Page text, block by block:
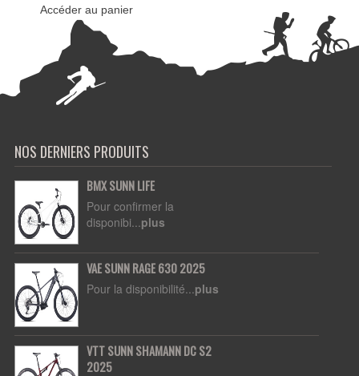
Accéder au panier
NOS DERNIERS PRODUITS
BMX SUNN LIFE
Pour confirmer la
disponibi...plus
VAE SUNN RAGE 630 2025
Pour la disponibilité...plus
VTT SUNN SHAMANN DC S2
2025